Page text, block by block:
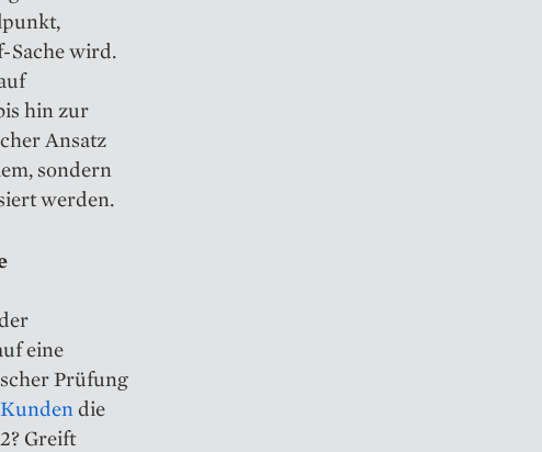
Sache wird.
hin zur
Ansatz
sondern
werden.
eine
Prüfung
Kundendie
Greift